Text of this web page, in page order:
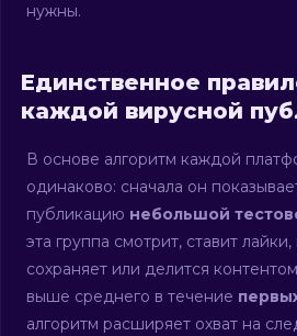
нужны.
Единственное
каждой вирусной
В основе алгоритм каждой
одинаково: сначала он
публикацию небольшой
эта группа смотрит, ставит
сохраняет или делится
выше среднего в течение
алгоритм расширяет охват на